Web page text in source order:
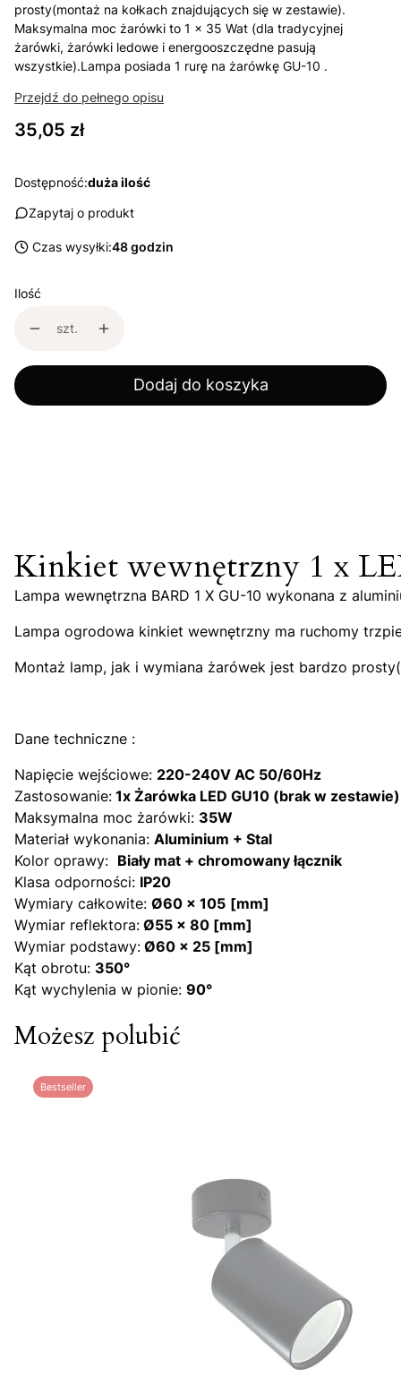
prosty(montaż na kołkach znajdujących się w zestawie).
Maksymalna moc żarówki to 1 x 35 Wat (dla tradycyjnej
żarówki, żarówki ledowe i energooszczędne pasują
wszystkie).Lampa posiada 1 rurę na żarówkę GU-10 .
Przejdź do pełnego opisu
Cena
35,05 zł
Dostępność:duża ilość
Zapytaj o produkt
Czas wysyłki:48 godzin
Ilość
szt.
Dodaj do koszyka
Kinkiet wewnętrzny 1 x
Lampa wewnętrzna BARD 1 X GU-10 wykonana z
Lampa ogrodowa kinkiet wewnętrzny ma ruchomy
Montaż lamp, jak i wymiana żarówek jest bardzo
Dane techniczne :
Napięcie wejściowe: 220-240V AC 50/60Hz
Zastosowanie: 1x Żarówka LED GU10 (brak w zestawie)
Maksymalna moc żarówki: 35W
Materiał wykonania: Aluminium + Stal
Kolor oprawy: Biały mat + chromowany łącznik
Klasa odporności: IP20
Wymiary całkowite: Ø60 x 105 [mm]
Wymiar reflektora: Ø55 x 80 [mm]
Wymiar podstawy: Ø60 x 25 [mm]
Kąt obrotu: 350°
Kąt wychylenia w pionie: 90°
Możesz polubić
Bestseller